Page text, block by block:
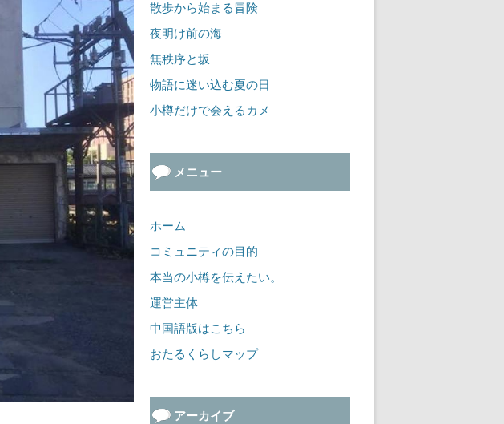
散歩から始まる冒険
夜明け前の海
無秩序と坂
物語に迷い込む夏の日
小樽だけで会えるカメ
メニュー
ホーム
コミュニティの目的
本当の小樽を伝えたい。
運営主体
中国語版はこちら
おたるくらしマップ
アーカイブ